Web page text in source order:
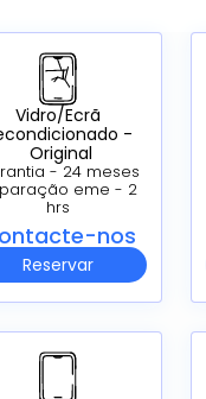
Vidro/Ecrã
-
Original
- 24 meses
eme - 2
hrs
nos
Reservar